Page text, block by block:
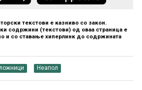
текстови е казниво со закон.
содржини (текстови) од оваа страница е
и со ставање хиперлинк до содржината
Неапол